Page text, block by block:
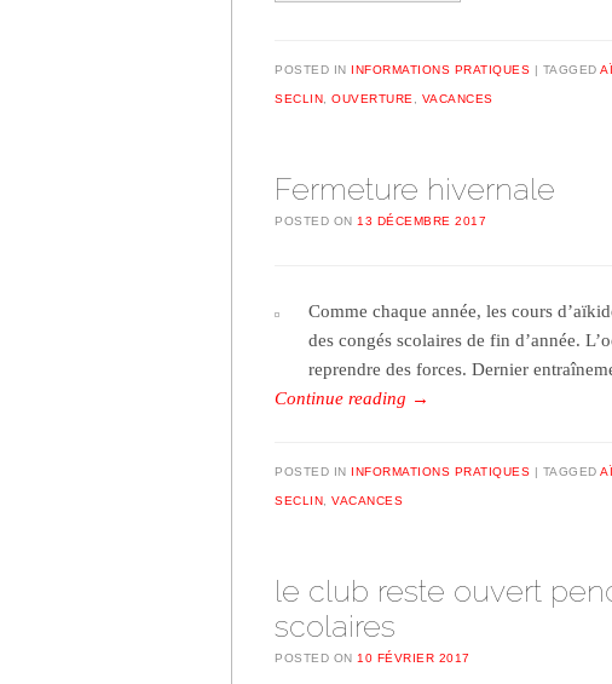
POSTED IN INFORMATIONS PRATIQUES TAGGED
SECLIN OUVERTURE VACANCES
Fermeture hivernale
POSTED ON 13 DÉCEMBRE 2017
Comme chaque année, les cours
des congés scolaires de fin d’année.
reprendre des forces. Dernier
Continue reading →
POSTED IN INFORMATIONS PRATIQUES TAGGED
SECLIN VACANCES
le club reste ouvert
scolaires
POSTED ON 10 FÉVRIER 2017